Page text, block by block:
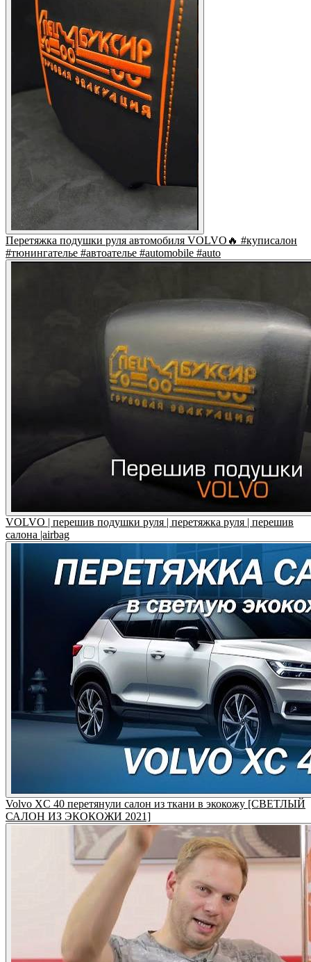
Перетяжка подушки руля автомобиля VOLVO🔥 #куписалон
#тюнингателье #автоателье #automobile #auto
VOLVO | перешив подушки руля | перетяжка руля | перешив
салона |airbag
Volvo XC 40 перетянули салон из ткани в экокожу [СВЕТЛЫЙ
САЛОН ИЗ ЭКОКОЖИ 2021]